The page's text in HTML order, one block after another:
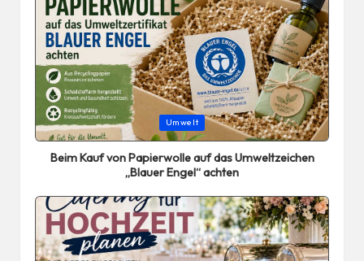
Posted
in
Umwelt
Beim Kauf von Papierwolle auf das Umweltzeichen
„Blauer Engel“ achten